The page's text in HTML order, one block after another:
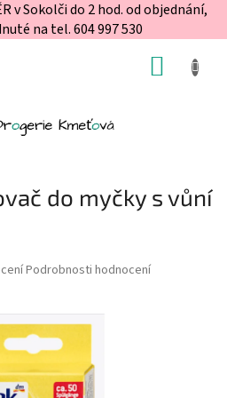
v Sokolči do 2 hod. od objednání,
na tel. 604 997 530
do myčky s vůní
Podrobnosti hodnocení